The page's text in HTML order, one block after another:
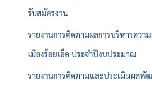
รับสมัครงาน
รายงานการติดตามผลการบริหารควา
เมืองร้อยเอ็ด ประจำปีงบประมาณ
รายงานการติดตามและประเมินผลพั